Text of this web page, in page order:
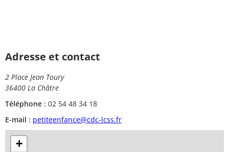
Adresse et contact
2 Place Jean Toury
36400 La Châtre
Téléphone : 02 54 48 34 18
E-mail : petiteenfance@cdc-lcss.fr
+